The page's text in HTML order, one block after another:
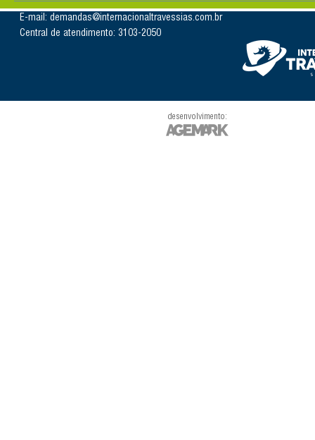
E-mail: demandas@internacionaltravessias.com.br
Central de atendimento: 3103-2050
desenvolvimento: